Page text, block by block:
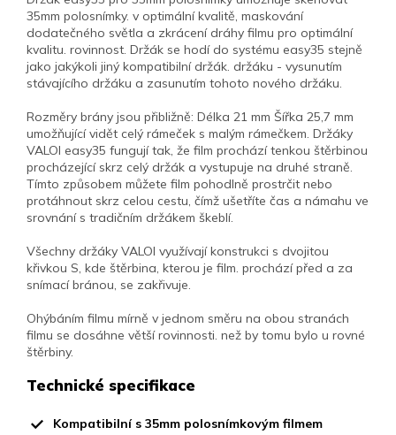
35mm polosnímky. v optimální kvalitě, maskování
dodatečného světla a zkrácení dráhy filmu pro optimální
kvalitu. rovinnost. Držák se hodí do systému easy35 stejně
jako jakýkoli jiný kompatibilní držák. držáku - vysunutím
stávajícího držáku a zasunutím tohoto nového držáku.
Rozměry brány jsou přibližně: Délka 21 mm Šířka 25,7 mm
umožňující vidět celý rámeček s malým rámečkem. Držáky
VALOI easy35 fungují tak, že film prochází tenkou štěrbinou
procházející skrz celý držák a vystupuje na druhé straně.
Tímto způsobem můžete film pohodlně prostrčit nebo
protáhnout skrz celou cestu, čímž ušetříte čas a námahu ve
srovnání s tradičním držákem škeblí.
Všechny držáky VALOI využívají konstrukci s dvojitou
křivkou S, kde štěrbina, kterou je film. prochází před a za
snímací bránou, se zakřivuje.
Ohýbáním filmu mírně v jednom směru na obou stranách
filmu se dosáhne větší rovinnosti. než by tomu bylo u rovné
štěrbiny.
Technické specifikace
Kompatibilní s 35mm polosnímkovým filmem